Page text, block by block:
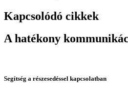
Kapcsolódó cikkek
A hatékony
Segítség a részesedéssel kapcsolatban